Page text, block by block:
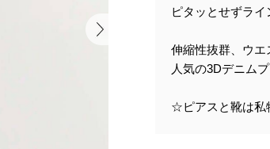
ピタッとせずライ
伸縮性抜群、ウエ
人気の3Dデニムプ
☆ピアスと靴は私